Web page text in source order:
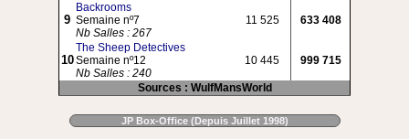
9
Backrooms
Semaine nº7
Nb Salles : 267
11 525 633 408
10
The Sheep Detectives
Semaine nº12
Nb Salles : 240
10 445 999 715
Sources : WulfMansWorld
JP Box-Office (Depuis Juillet 1998)